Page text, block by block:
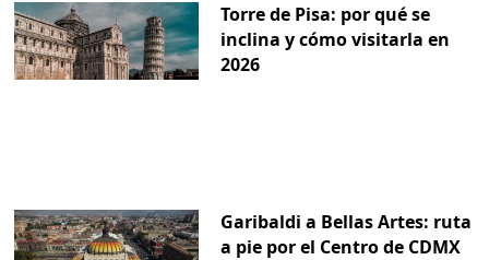
Torre de Pisa: por qué se
inclina y cómo visitarla en
2026
Garibaldi a Bellas Artes: ruta
a pie por el Centro de CDMX